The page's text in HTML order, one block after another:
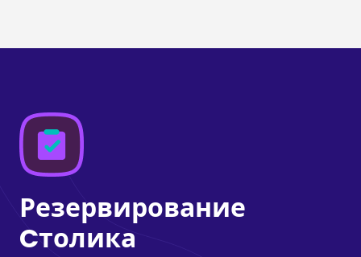
Резервирование
Cтолика